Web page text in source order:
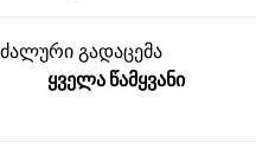
ძალური გადაცემა
ყველა წამყვანი